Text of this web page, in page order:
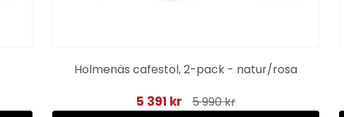
Holmenäs cafestol, 2-pack - natur/rosa
5 391 kr 5 990 kr